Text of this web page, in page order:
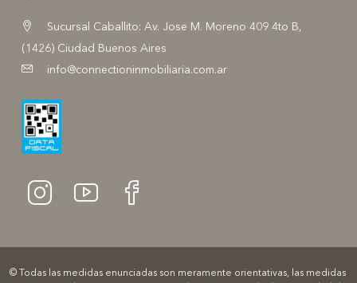
Sucursal Caballito: Av. Jose M. Moreno 409 4to B,
(1426) Ciudad Buenos Aires
info@connectioninmobiliaria.com.ar
© Todas las medidas enunciadas son meramente orientativas, las medidas